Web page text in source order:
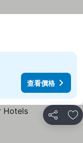
查看價格
分享 加